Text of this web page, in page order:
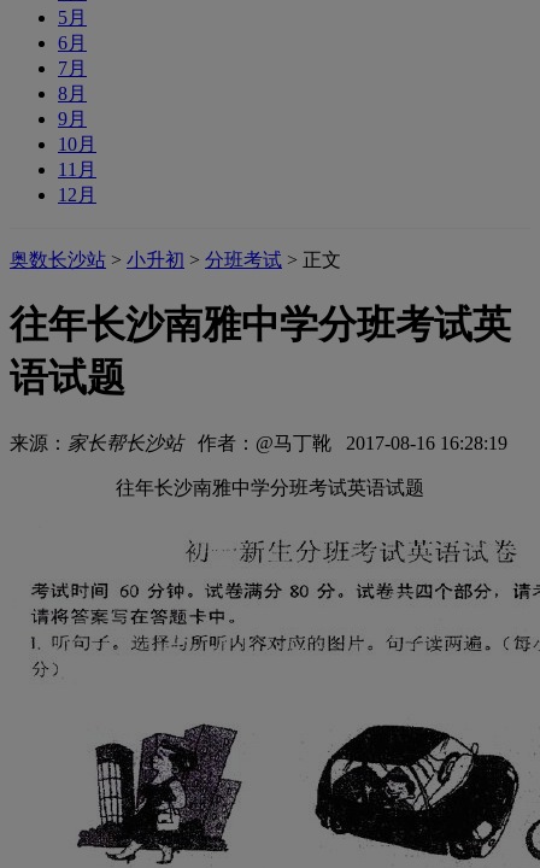
5月
6月
7月
8月
9月
10月
11月
12月
奥数长沙站 > 小升初 > 分班考试 > 正文
往年长沙南雅中学分班考试英
语试题
来源： 家长帮长沙站作者：@马丁靴 2017-08-16 16:28:19
往年长沙南雅中学分班考试英语试题